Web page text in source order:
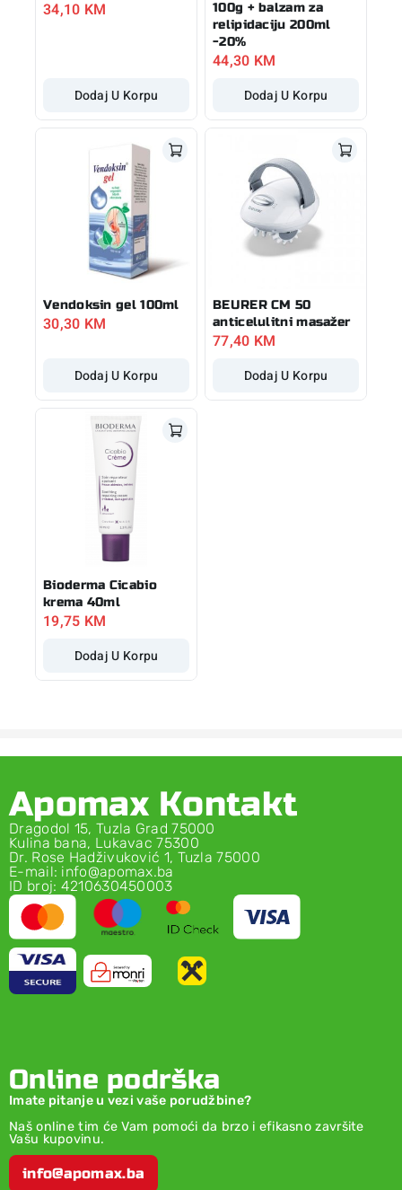
34,10 KM
Dodaj U Korpu
100g + balzam za
relipidaciju 200ml
-20%
44,30 KM
Dodaj U Korpu
Vendoksin gel 100ml
30,30 KM
Dodaj U Korpu
BEURER CM 50
anticelulitni masažer
77,40 KM
Dodaj U Korpu
Bioderma Cicabio
krema 40ml
19,75 KM
Dodaj U Korpu
Apomax Kontakt
Dragodol 15, Tuzla Grad 75000
Kulina bana, Lukavac 75300
Dr. Rose Hadživuković 1, Tuzla 75000
E-mail: info@apomax.ba
ID broj: 4210630450003
Online podrška
Imate pitanje u vezi vaše porudžbine?
Naš online tim će Vam pomoći da brzo i efikasno završite
Vašu kupovinu.
info@apomax.ba